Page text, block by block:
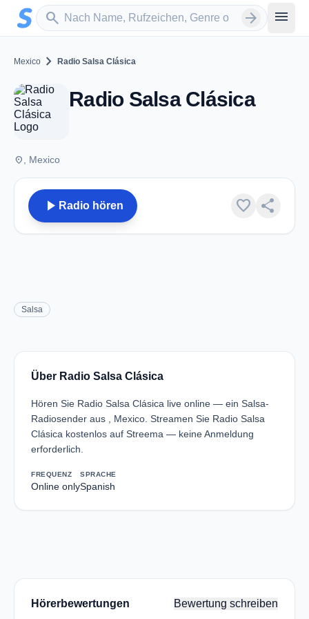
Zum Hauptinhalt springen
search
Sender suchen arrow_forward menu
Mexico chevron_right Radio Salsa Clásica
Radio Salsa Clásica
place , Mexico
play_arrow Radio hören favorite share
Salsa
Über Radio Salsa Clásica
Hören Sie Radio Salsa Clásica live online — ein Salsa-
Radiosender aus , Mexico. Streamen Sie Radio Salsa
Clásica kostenlos auf Streema — keine Anmeldung
erforderlich.
FREQUENZ
Online only
SPRACHE
Spanish
Hörerbewertungen Bewertung schreiben